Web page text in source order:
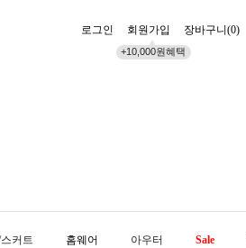
로그인 회원가입
+10,000원혜택
장바구니(0)
커트 홈웨어 아우터 Sale